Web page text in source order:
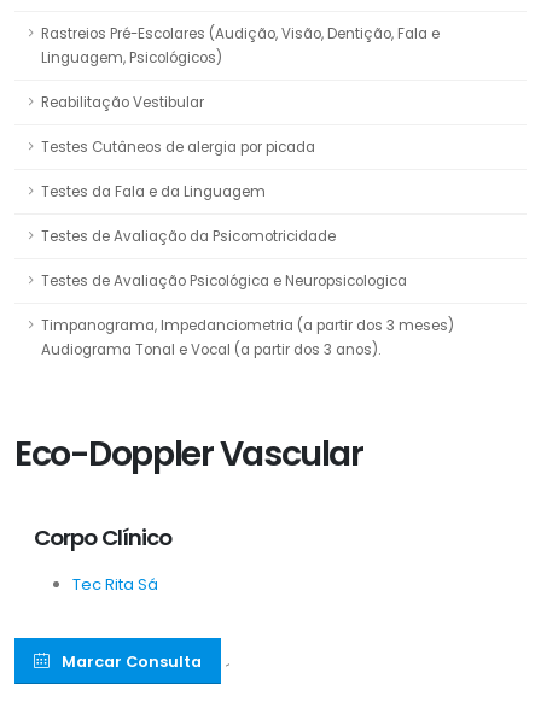
Rastreios Pré-Escolares (Audição, Visão, Dentição, Fala e
Linguagem, Psicológicos)
Reabilitação Vestibular
Testes Cutâneos de alergia por picada
Testes da Fala e da Linguagem
Testes de Avaliação da Psicomotricidade
Testes de Avaliação Psicológica e Neuropsicologica
Timpanograma, Impedanciometria (a partir dos 3 meses)
Audiograma Tonal e Vocal (a partir dos 3 anos).
Eco-Doppler Vascular
Corpo Clínico
Tec Rita Sá
Marcar Consulta ´